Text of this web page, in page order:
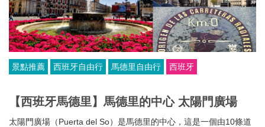
景點推薦 西班牙自由行 馬德里自由行 西班牙
【西班牙馬德里】馬德里的中心 太陽門廣場
太陽門廣場（Puerta del So）是馬德里的中心，這是一個由10條道